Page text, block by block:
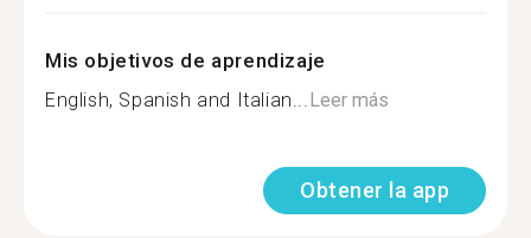
Mis objetivos de aprendizaje
English, Spanish and Italian...Leer más
Obtener la app